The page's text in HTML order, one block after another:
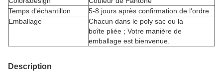
Temps d'échantillon
5-8 jours après confirmation de l'ordre
Emballage
Chacun dans le poly sac ou la
boîte pliée ; Votre manière de
emballage est bienvenue.
Description